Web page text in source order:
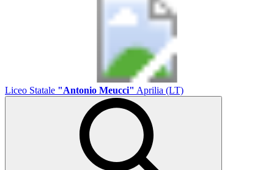
Liceo Statale "Antonio Meucci" Aprilia (LT)